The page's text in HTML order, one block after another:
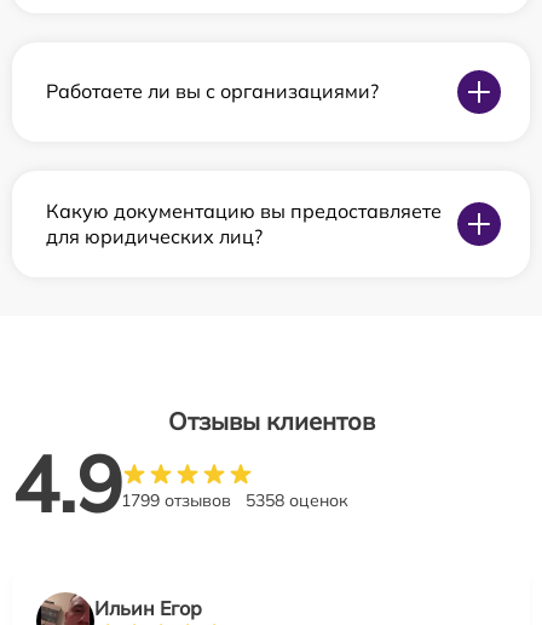
Работаете ли вы с организациями?
Какую документацию вы предоставляете
для юридических лиц?
Отзывы клиентов
4.91799 отзывов 5358 оценок
Ильин Егор